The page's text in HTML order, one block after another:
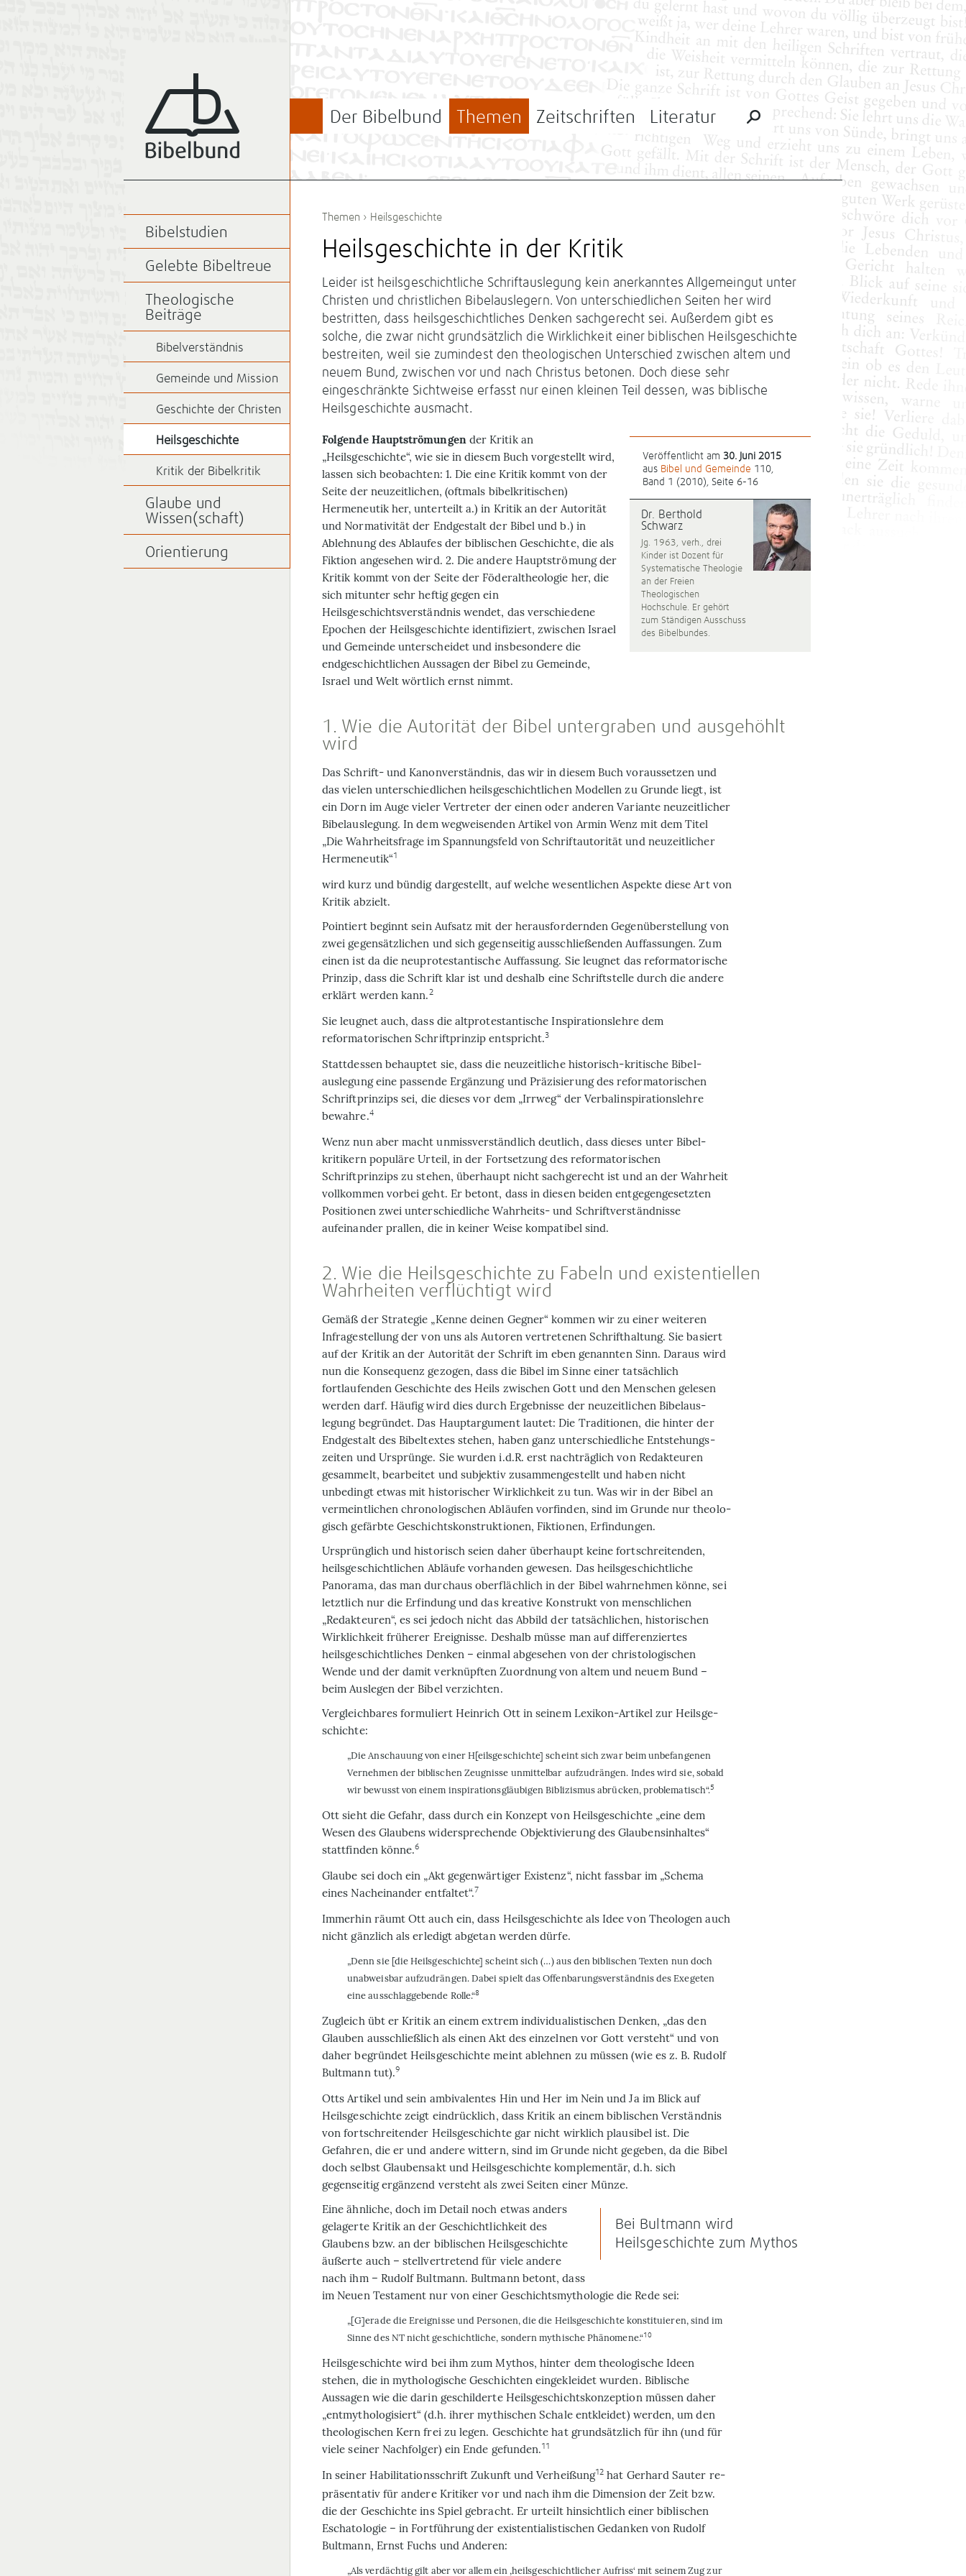
Der Bibelbund Themen Zeitschriften Literatur
Themen › Heilsgeschichte
Heilsgeschichte in der Kritik
Leider ist heilsgeschichtliche Schrift­auslegung kein anerkanntes Allge­meingut unter
Christen und christlichen Bibelauslegern. Von unterschied­lichen Seiten her wird
bestritten, dass heilsgeschichtliches Denken sachgerecht sei. Außerdem gibt es
solche, die zwar nicht grundsätzlich die Wirklichkeit einer biblischen Heilsgeschichte
bestreiten, weil sie zumindest den theologischen Unter­schied zwischen altem und
neuem Bund, zwischen vor und nach Christus betonen. Doch diese sehr
eingeschränkte Sicht­weise erfasst nur einen kleinen Teil dessen, was biblische
Heilsgeschichte ausmacht.
Veröffentlicht am 30. Juni 2015
aus Bibel und Gemeinde 110,
Band 1 (2010), Seite 6-16
Dr. Berthold
Schwarz
Jg. 1963, verh., drei
Kinder ist Dozent für
Systematische Theologie
an der Freien
Theologischen
Hochschule. Er gehört
zum Ständigen Ausschuss
des Bibelbundes.
Folgende Hauptströmungen der Kri­tik an
„Heilsgeschichte“, wie sie in diesem Buch vorgestellt wird,
lassen sich beob­achten: 1. Die eine Kritik kommt von der
Seite der neuzeitlichen, (oftmals bibelkriti­schen)
Hermeneutik her, unterteilt a.) in Kritik an der Autorität
und Normativität der Endgestalt der Bibel und b.) in
Ableh­nung des Ablaufes der biblischen Ge­schichte, die als
Fiktion angesehen wird. 2. Die andere Hauptströmung der
Kritik kommt von der Seite der Föderaltheologie her, die
sich mitunter sehr heftig gegen ein
Heilsgeschichtsverständnis wendet, das verschiedene
Epochen der Heilsgeschich­te identifiziert, zwi­schen Israel
und Ge­meinde unterscheidet und insbesondere die
endgeschichtlichen Aussagen der Bibel zu Gemeinde,
Israel und Welt wörtlich ernst nimmt.
1. Wie die Autorität der Bibel untergraben und ausgehöhlt
wird
Das Schrift- und Ka­nonverständnis, das wir in diesem Buch voraus­setzen und
das vielen unterschiedlichen heilsgeschichtlichen Modellen zu Grunde liegt, ist
ein Dorn im Auge vieler Vertreter der einen oder ande­ren Variante neuzeitlicher
Bibelauslegung. In dem wegweisenden Artikel von Armin Wenz mit dem Titel
„Die Wahrheitsfrage im Spannungsfeld von Schriftautorität und neuzeitlicher
Hermeneutik“1
wird kurz und bündig dargestellt, auf welche wesent­lichen Aspekte diese Art von
Kritik abzielt.
Pointiert beginnt sein Aufsatz mit der herausfordernden Gegenüberstellung von
zwei gegensätz­lichen und sich gegenseitig ausschließen­den Auffassungen. Zum
einen ist da die neuprotestantische Auffassung. Sie leugnet das reformatorische
Prinzip, dass die Schrift klar ist und deshalb eine Schriftstel­le durch die andere
erklärt werden kann. 2
Sie leugnet auch, dass die altprotestantische Inspirationsleh­re dem
reformatorischen Schrift­prinzip entspricht.3
Stattdessen behauptet sie, dass die neuzeit­liche historisch-kritische Bibel­
auslegung eine passende Ergän­zung und Präzisierung des reformatorischen
Schriftprinzips sei, die dieses vor dem „Irrweg“ der Verbal­inspirationslehre
bewahre.4
Wenz nun aber macht unmissver­ständlich deutlich, dass dieses unter Bibel­
kritikern populäre Urteil, in der Fortset­zung des reformatorischen
Schriftprinzips zu stehen, überhaupt nicht sachgerecht ist und an der Wahrheit
vollkommen vorbei geht. Er betont, dass in diesen beiden ent­gegengesetzten
Positionen zwei unter­schiedliche Wahrheits- und Schriftver­ständnisse
aufeinander prallen, die in keiner Weise kompatibel sind.
2. Wie die Heilsgeschichte zu Fabeln und existentiellen
Wahrheiten verflüchtigt wird
Gemäß der Strategie „Kenne deinen Gegner“ kommen wir zu einer weiteren
Infragestellung der von uns als Autoren ver­tretenen Schrifthaltung. Sie basiert
auf der Kritik an der Autorität der Schrift im eben genannten Sinn. Daraus wird
nun die Konsequenz gezogen, dass die Bibel im Sinne einer tatsächlich
fortlaufenden Ge­schichte des Heils zwischen Gott und den Menschen gelesen
werden darf. Häufig wird dies durch Ergeb­nisse der neuzeitlichen Bibelaus­
legung begründet. Das Hauptar­gument lautet: Die Traditionen, die hinter der
Endgestalt des Bi­beltextes stehen, haben ganz unterschiedliche Entstehungs­
zeiten und Ursprünge. Sie wur­den i.d.R. erst nachträglich von Redakteuren
gesammelt, bearbeitet und subjektiv zusammengestellt und haben nicht
unbedingt etwas mit historischer Wirklichkeit zu tun. Was wir in der Bibel an
vermeintlichen chronologischen Abläu­fen vorfinden, sind im Grunde nur theolo­
gisch gefärbte Geschichtskonstruktionen, Fiktionen, Erfindungen.
Ursprünglich und historisch seien da­her überhaupt keine fortschreitenden,
heilsgeschichtlichen Abläufe vorhanden gewesen. Das heilsgeschichtliche
Panora­ma, das man durchaus oberflächlich in der Bibel wahrnehmen könne, sei
letztlich nur die Erfindung und das kreative Konstrukt von menschlichen
„Redakteuren“, es sei jedoch nicht das Abbild der tatsächlichen, historischen
Wirklichkeit früherer Ereig­nisse. Deshalb müsse man auf differenziertes
heilsgeschichtliches Denken – einmal abgesehen von der christologischen
Wende und der damit verknüpften Zuordnung von altem und neuem Bund –
beim Auslegen der Bi­bel verzichten.
Vergleichbares formuliert Heinrich Ott in seinem Lexikon-Artikel zur Heilsge­
schichte:
„Die Anschauung von einer H[eilsge­schichte] scheint sich zwar beim unbe­fangenen
Vernehmen der biblischen Zeugnisse unmittelbar aufzudrängen. Indes wird sie, sobald
wir bewusst von einem inspirationsgläubigen Bibli­zismus abrücken, problematisch“.5
Ott sieht die Gefahr, dass durch ein Kon­zept von Heilsgeschichte „eine dem
Wesen des Glaubens widersprechende Objektivie­rung des Glaubensinhaltes“
stattfinden könne.6
Glaube sei doch ein „Akt gegen­wärtiger Existenz“, nicht fassbar im „Sche­ma
eines Nacheinander entfaltet“.7
Immer­hin räumt Ott auch ein, dass Heilsge­schichte als Idee von Theologen auch
nicht gänzlich als erledigt abgetan werden dürfe.
„Denn sie [die Heilsgeschichte] scheint sich (…) aus den biblischen Texten nun doch
unabweisbar aufzudrängen. Dabei spielt das Offenbarungsverständnis des Exegeten
eine ausschlaggebende Rolle.“8
Zugleich übt er Kritik an einem extrem individualistischen Denken, „das den
Glauben ausschließlich als ei­nen Akt des einzelnen vor Gott versteht“ und von
daher begründet Heils­geschichte meint ablehnen zu müssen (wie es z. B. Rudolf
Bultmann tut).9
Otts Artikel und sein ambivalentes Hin und Her im Nein und Ja im Blick auf
Heilsgeschichte zeigt eindrücklich, dass Kritik an einem bi­blischen Verständnis
von fortschreitender Heilsgeschichte gar nicht wirklich plausi­bel ist. Die
Gefahren, die er und andere wittern, sind im Grunde nicht gegeben, da die Bibel
doch selbst Glaubensakt und Heilsgeschichte komplementär, d.h. sich
gegenseitig ergänzend versteht als zwei Seiten einer Münze.
Bei Bultmann wird
Heilsgeschichte zum Mythos
Eine ähnliche, doch im Detail noch et­was anders
gelagerte Kritik an der Ge­schichtlichkeit des
Glaubens bzw. an der biblischen Heilsgeschichte
äußerte auch – stellvertretend für viele andere
nach ihm – Rudolf Bultmann. Bult­mann betont, dass
im Neuen Testament nur von einer Geschichtsmy­thologie die Rede sei:
„[G]erade die Ereignisse und Personen, die die Heilsgeschichte konstituieren, sind im
Sinne des NT nicht geschichtliche, sondern mythische Phäno­mene.“10
Heilsgeschichte wird bei ihm zum Mythos, hinter dem theologische Ideen
stehen, die in mythologische Ge­schichten eingekleidet wurden. Biblische
Aussagen wie die darin geschil­derte Heilsgeschichtskonzep­tion müssen daher
„entmythologisiert“ (d.h. ihrer mythischen Schale entkleidet) werden, um den
theologischen Kern frei zu legen. Geschichte hat grundsätzlich für ihn (und für
viele seiner Nachfolger) ein Ende gefunden.11
In seiner Habilitationsschrift Zukunft und Verheißung12 hat Gerhard Sauter re­
präsentativ für andere Kritiker vor und nach ihm die Dimension der Zeit bzw.
die der Geschichte ins Spiel gebracht. Er ur­teilt hinsichtlich einer biblischen
Eschato­logie – in Fortführung der existentialisti­schen Gedanken von Rudolf
Bultmann, Ernst Fuchs und Anderen:
„Als verdächtig gilt aber vor allem ein ‚heilsgeschichtlicher Aufriss‘ mit seinem Zug zur
Bibelstudien
Gelebte Bibeltreue
Theologische
Beiträge
Bibelverständnis
Gemeinde und Mission
Geschichte der Christen
Heilsgeschichte
Kritik der Bibelkritik
Glaube und
Wissen(schaft)
Orientierung